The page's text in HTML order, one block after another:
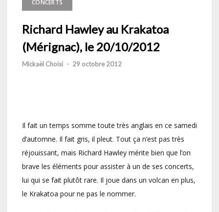
CONCERTS
Richard Hawley au Krakatoa
(Mérignac), le 20/10/2012
Mickaël Choisi - 29 octobre 2012
Il fait un temps somme toute très anglais en ce samedi
d’automne. Il fait gris, il pleut. Tout ça n’est pas très
réjouissant, mais Richard Hawley mérite bien que l’on
brave les éléments pour assister à un de ses concerts,
lui qui se fait plutôt rare. Il joue dans un volcan en plus,
le Krakatoa pour ne pas le nommer.